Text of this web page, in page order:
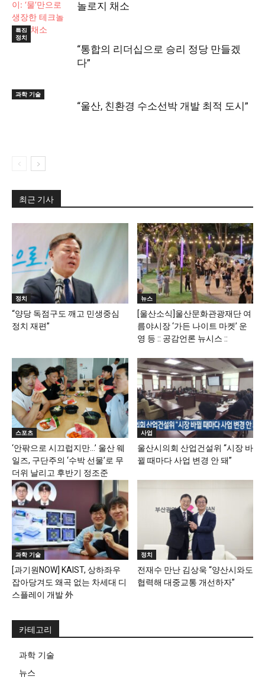
특집
놀로지 채소
정치
“통합의 리더십으로 승리 정당 만들겠
다”
과학 기술
“울산, 친환경 수소선박 개발 최적 도시”
최근 기사
정치
“양당 독점구도 깨고 민생중심
정치 재편”
뉴스
[울산소식]울산문화관광재단 여
름야시장 ‘가든 나이트 마켓’ 운
영 등 :: 공감언론 뉴시스 ::
스포츠
‘안팎으로 시끄럽지만…’ 울산 웨
일즈, 구단주의 ‘수박 선물’로 무
더위 날리고 후반기 정조준
사업
울산시의회 산업건설위 “시장 바
뀔 때마다 사업 변경 안 돼”
과학 기술
[과기원NOW] KAIST, 상하좌우
잡아당겨도 왜곡 없는 차세대 디
스플레이 개발 外
정치
전재수 만난 김상욱 “양산시와도
협력해 대중교통 개선하자”
카테고리
과학 기술
뉴스